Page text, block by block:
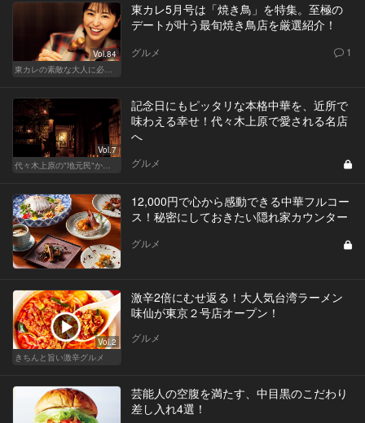
Vol.84
東カレの素敵な大人に必要なこと
東カレ5月号は「焼き鳥」を特集。至極の
デートが叶う最旬焼き鳥店を厳選紹介！
グルメ 1
Vol.7
代々木上原の"地元民"から愛される名店
記念日にもピッタリな本格中華を、近所で
味わえる幸せ！代々木上原で愛される名店
へ
グルメ
12,000円で心から感動できる中華フルコー
ス！秘密にしておきたい隠れ家カウンター
グルメ
Vol.2
きちんと旨い激辛グルメ
激辛2倍にむせ返る！大人気台湾ラーメン
味仙が東京２号店オープン！
グルメ
芸能人の空腹を満たす、中目黒のこだわり
差し入れ4選！